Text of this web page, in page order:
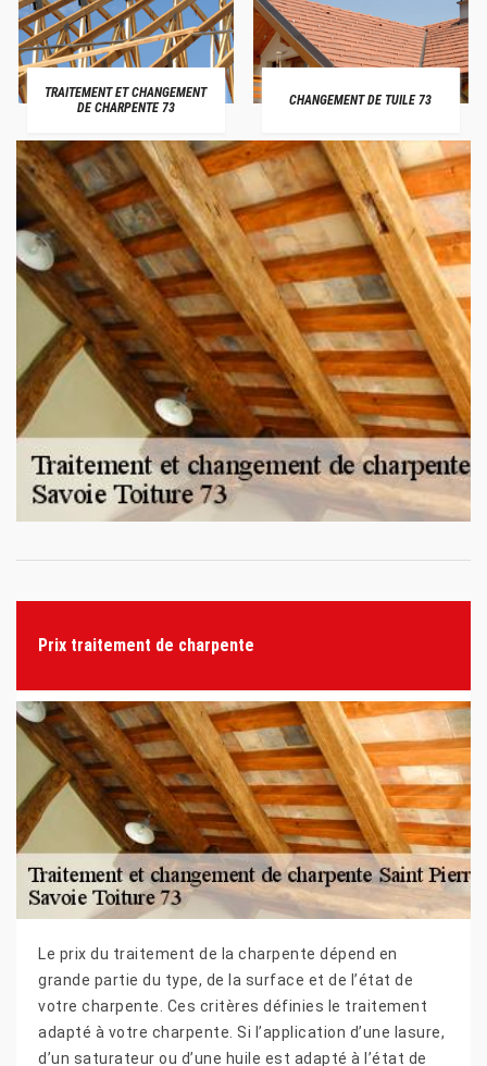
TRAITEMENT ET CHANGEMENT
DE CHARPENTE 73
CHANGEMENT DE TUILE 73
Prix traitement de charpente
Le prix du traitement de la charpente dépend en
grande partie du type, de la surface et de l’état de
votre charpente. Ces critères définies le traitement
adapté à votre charpente. Si l’application d’une lasure,
d’un saturateur ou d’une huile est adapté à l’état de